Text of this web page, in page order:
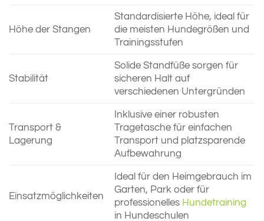
Höhe der Stangen
Standardisierte Höhe, ideal für
die meisten Hundegrößen und
Trainingsstufen
Stabilität
Solide Standfüße sorgen für
sicheren Halt auf
verschiedenen Untergründen
Transport &
Lagerung
Inklusive einer robusten
Tragetasche für einfachen
Transport und platzsparende
Aufbewahrung
Einsatzmöglichkeiten
Ideal für den Heimgebrauch im
Garten, Park oder für
professionelles Hundetraining
in Hundeschulen